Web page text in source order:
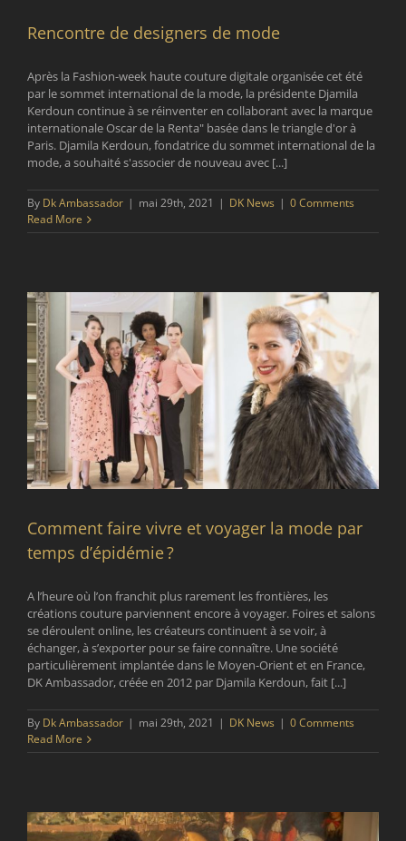
Rencontre de designers de mode
Après la Fashion-week haute couture digitale organisée cet été
par le sommet international de la mode, la présidente Djamila
Kerdoun continue à se réinventer en collaborant avec la marque
internationale Oscar de la Renta" basée dans le triangle d'or à
Paris. Djamila Kerdoun, fondatrice du sommet international de la
mode, a souhaité s'associer de nouveau avec [...]
By Dk Ambassador | mai 29th, 2021 | DK News | 0 Comments
Read More
Comment faire vivre et voyager la mode par
temps d’épidémie ?
A l’heure où l’on franchit plus rarement les frontières, les
créations couture parviennent encore à voyager. Foires et salons
se déroulent online, les créateurs continuent à se voir, à
échanger, à s’exporter pour se faire connaître. Une société
particulièrement implantée dans le Moyen-Orient et en France,
DK Ambassador, créée en 2012 par Djamila Kerdoun, fait [...]
By Dk Ambassador | mai 29th, 2021 | DK News | 0 Comments
Read More